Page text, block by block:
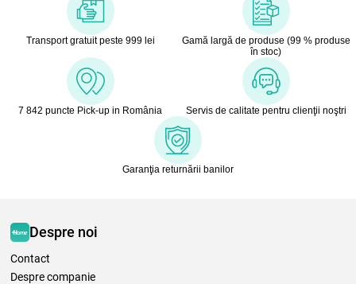
Transport gratuit peste 999 lei
Gamă largă de produse (99 % produse
în stoc)
7 842 puncte Pick-up in România Servis de calitate pentru clienţii noştri
Garanţia returnării banilor
Despre noi
Contact
Despre companie